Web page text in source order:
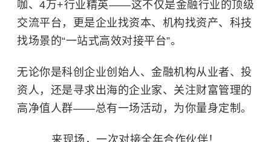
咖、4万+行业精英——这不仅是金融行业的顶级
交流平台，更是企业找资本、机构找资产、科技
找场景的“一站式高效对接平台”。
无论你是科创企业创始人、金融机构从业者、投
资人，还是寻求出海的企业家、关注财富管理的
高净值人群——总有一场活动，为你量身定制。
来现场，一次对接全年合作伙伴！